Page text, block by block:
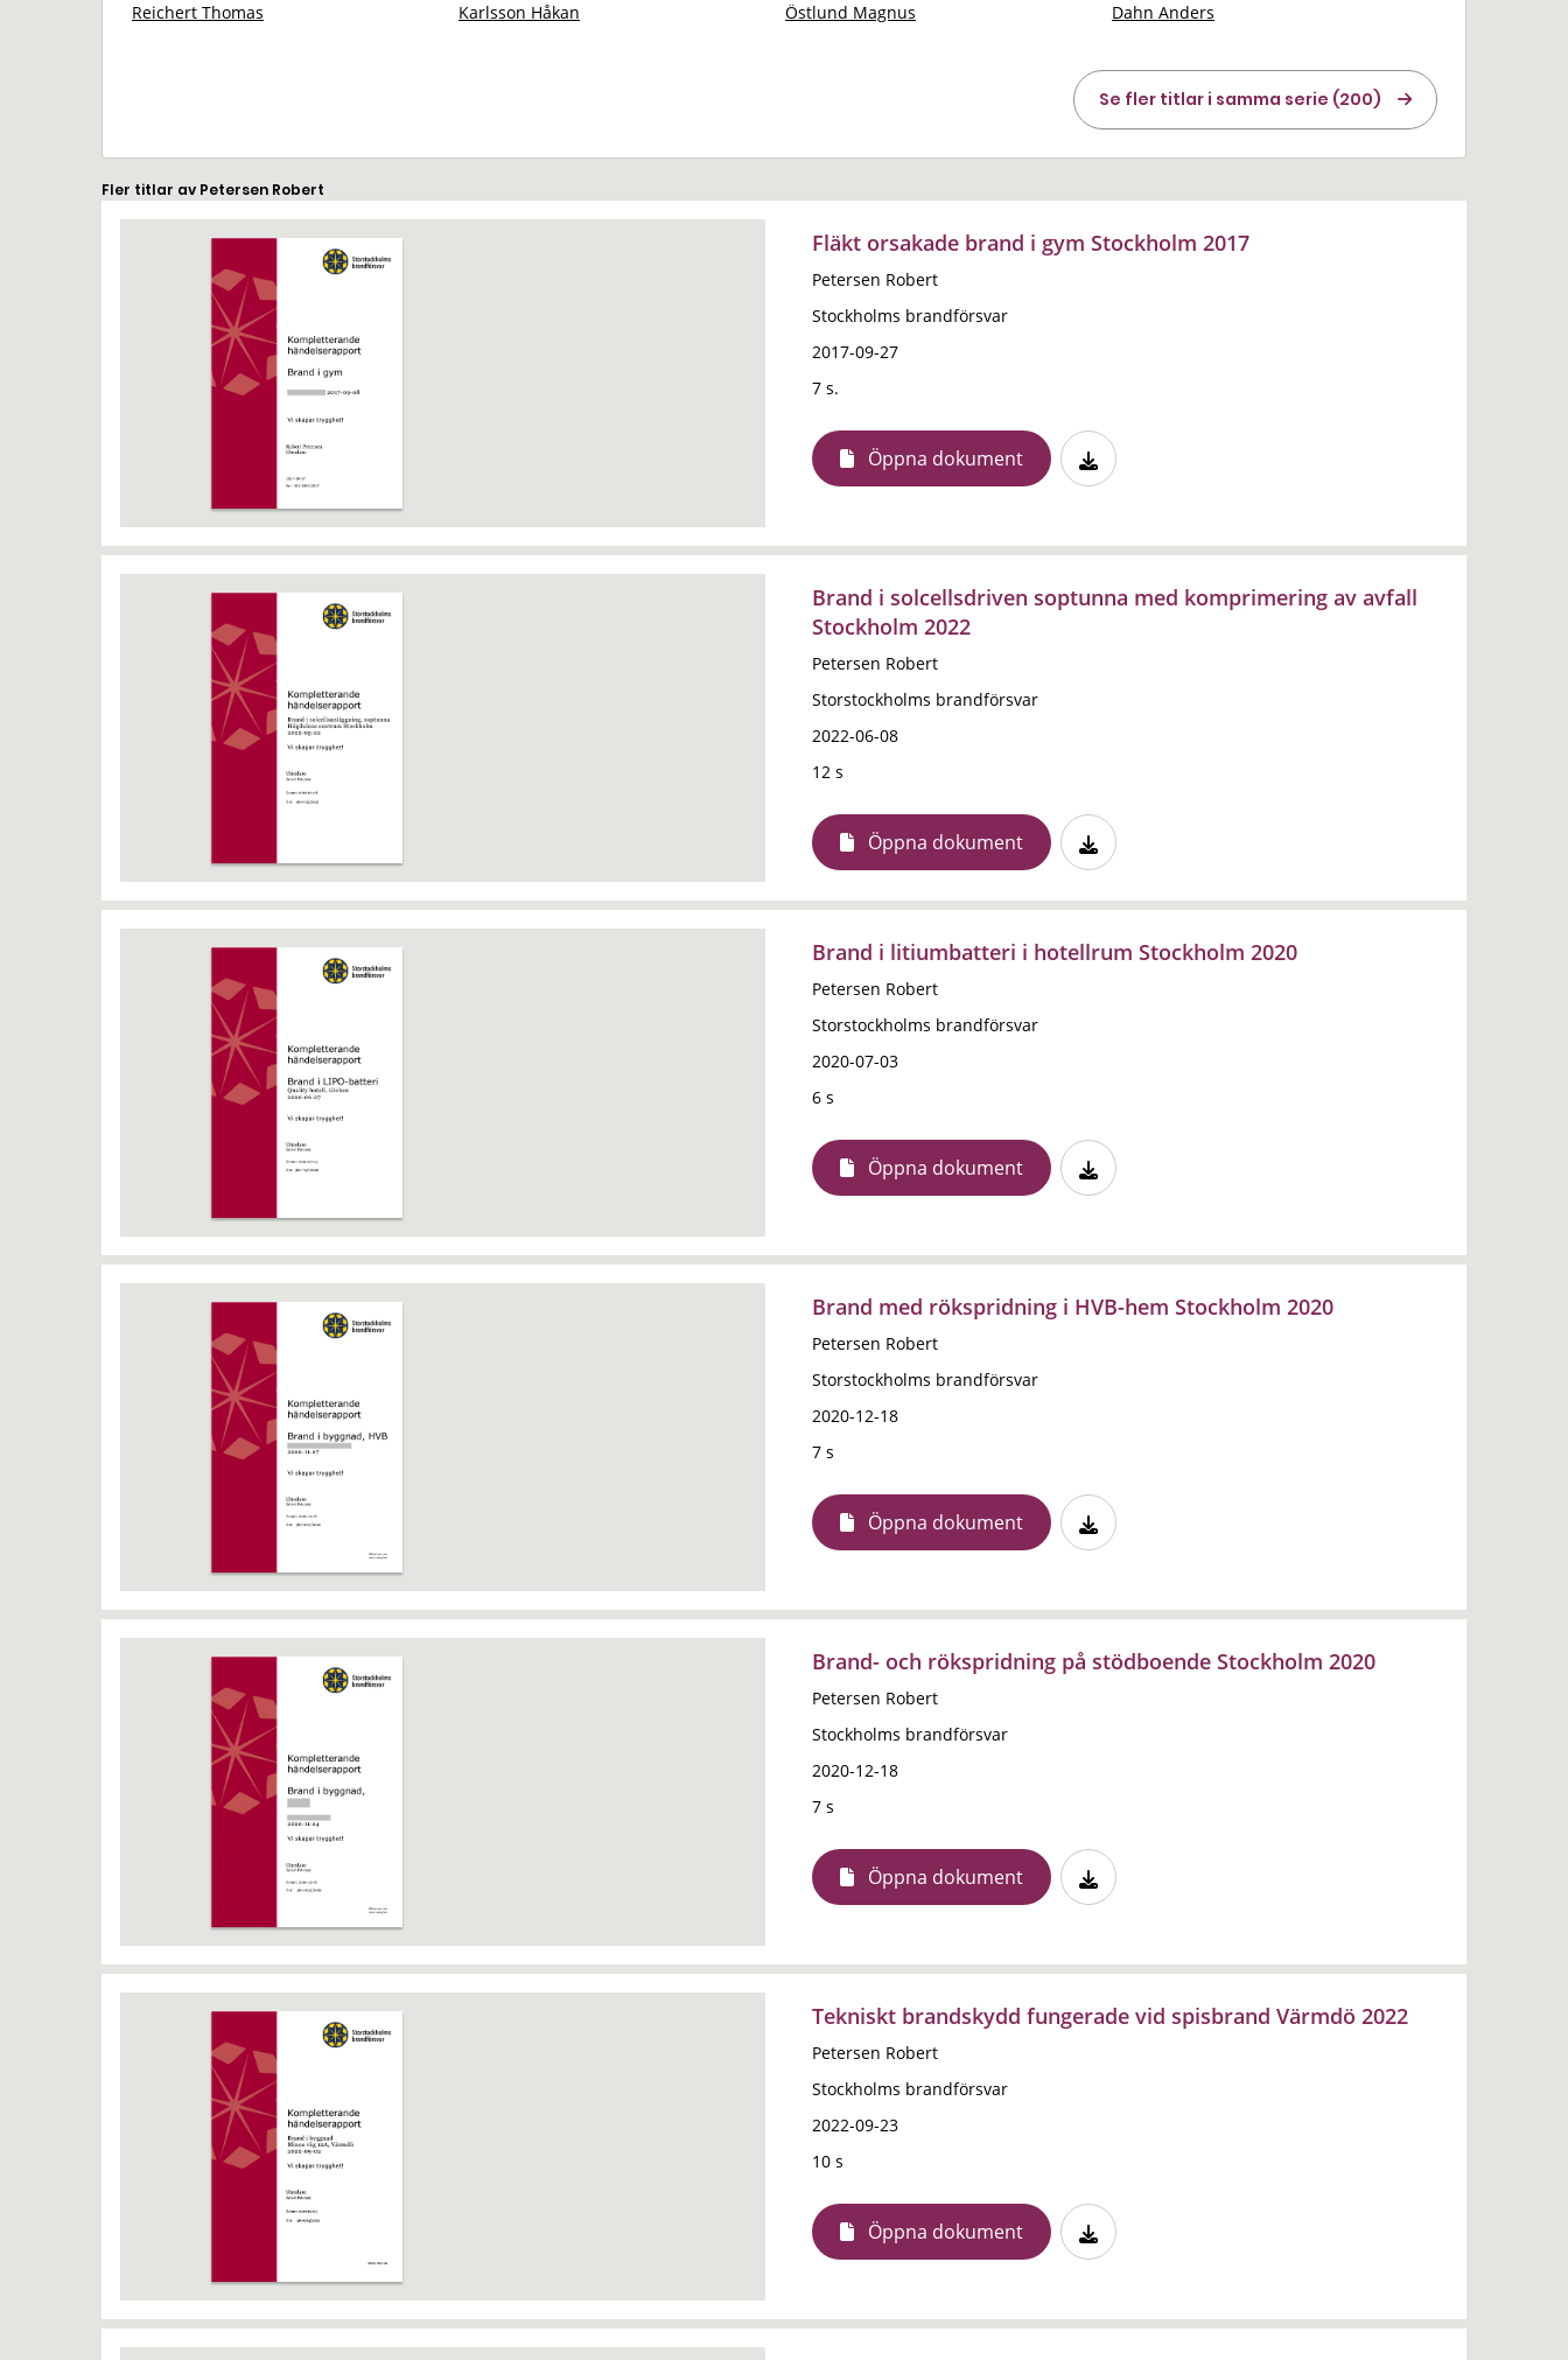
Reichert Thomas Karlsson Håkan Östlund Magnus Dahn Anders
Se fler titlar i samma serie (200)
Fler titlar av Petersen Robert
Fläkt orsakade brand i gym Stockholm 2017
Petersen Robert
Stockholms brandförsvar
2017-09-27
7 s.
Öppna dokument
Brand i solcellsdriven soptunna med komprimering av avfall
Stockholm 2022
Petersen Robert
Storstockholms brandförsvar
2022-06-08
12 s
Öppna dokument
Brand i litiumbatteri i hotellrum Stockholm 2020
Petersen Robert
Storstockholms brandförsvar
2020-07-03
6 s
Öppna dokument
Brand med rökspridning i HVB-hem Stockholm 2020
Petersen Robert
Storstockholms brandförsvar
2020-12-18
7 s
Öppna dokument
Brand- och rökspridning på stödboende Stockholm 2020
Petersen Robert
Stockholms brandförsvar
2020-12-18
7 s
Öppna dokument
Tekniskt brandskydd fungerade vid spisbrand Värmdö 2022
Petersen Robert
Stockholms brandförsvar
2022-09-23
10 s
Öppna dokument